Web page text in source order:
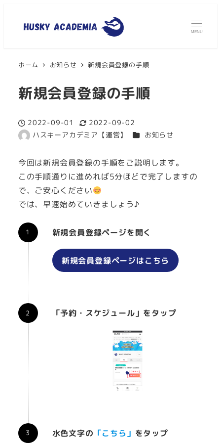
MENU
ホーム お知らせ 新規会員登録の手順
新規会員登録の手順
投稿日
2022-09-01
更新日
2022-09-02
著
ハスキーアカデミア【運営】 カテゴリー
お知らせ
今回は新規会員登録の手順をご説明します。
この手順通りに進めれば5分ほどで完了しますの
で、ご安心ください
では、早速始めていきましょう♪
新規会員登録ページを開く
新規会員登録ページはこちら
「予約・スケジュール」をタップ
水色文字の 「こちら」 をタップ